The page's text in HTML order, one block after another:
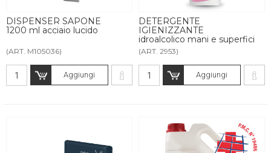
DISPENSER SAPONE
1200 ml acciaio lucido
(ART. M105036)
Aggiungi
DETERGENTE
IGIENIZZANTE
idroalcolico mani e superfici
(ART. 2953)
Aggiungi